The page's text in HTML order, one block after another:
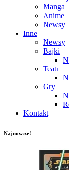
Manga
Anime
Newsy
Inne
Newsy
Bajki
Teatr
Gry
Kontakt
Najnowsze!